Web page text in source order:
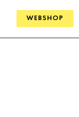
WEBSHOP